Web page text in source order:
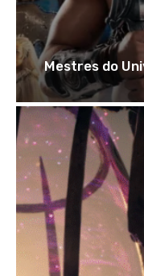
Mestres do